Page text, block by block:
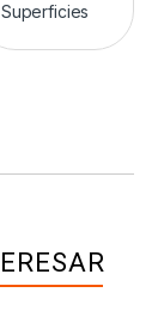
Superficies